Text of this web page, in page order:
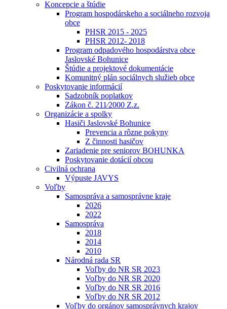
Koncepcie a štúdie
Program hospodárskeho a sociálneho rozvoja
obce
PHSR 2015 - 2025
PHSR 2012- 2018
Program odpadového hospodárstva obce
Jaslovské Bohunice
Štúdie a projektové dokumentácie
Komunitný plán sociálnych služieb obce
Poskytovanie informácií
Sadzobník poplatkov
Zákon č. 211⁄2000 Z.z.
Organizácie a spolky
Hasiči Jaslovské Bohunice
Prevencia a rôzne pokyny
Z činnosti hasičov
Zariadenie pre seniorov BOHUNKA
Poskytovanie dotácií obcou
Civilná ochrana
Výpuste JAVYS
Voľby
Samospráva a samosprávne kraje
2026
2022
Samospráva
2018
2014
2010
Národná rada SR
Voľby do NR SR 2023
Voľby do NR SR 2020
Voľby do NR SR 2016
Voľby do NR SR 2012
Voľby do orgánov samosprávnych krajov